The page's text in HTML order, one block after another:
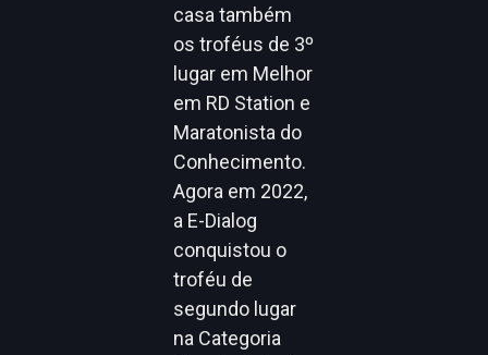
casa também
os troféus de 3º
lugar em Melhor
em RD Station e
Maratonista do
Conhecimento.
Agora em 2022,
a E-Dialog
conquistou o
troféu de
segundo lugar
na Categoria